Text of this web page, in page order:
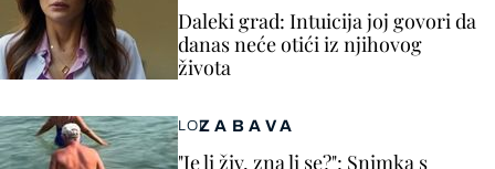
ZABAVA
LOL
"Je li živ, zna li se?": Snimka s
Daleki grad: Intuicija joj govori da
danas neće otići iz njihovog
života